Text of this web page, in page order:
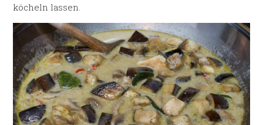
köcheln lassen.